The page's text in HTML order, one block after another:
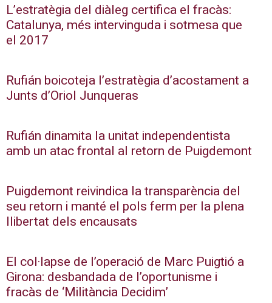
L’estratègia del diàleg certifica el fracàs:
Catalunya, més intervinguda i sotmesa que
el 2017
Rufián boicoteja l’estratègia d’acostament a
Junts d’Oriol Junqueras
Rufián dinamita la unitat independentista
amb un atac frontal al retorn de Puigdemont
Puigdemont reivindica la transparència del
seu retorn i manté el pols ferm per la plena
llibertat dels encausats
El col·lapse de l’operació de Marc Puigtió a
Girona: desbandada de l’oportunisme i
fracàs de ‘Militància Decidim’